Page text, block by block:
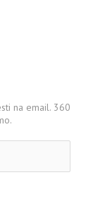
na email. 360